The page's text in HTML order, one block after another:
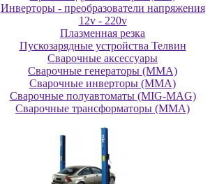
Инверторы - преобразователи напряжения
12v - 220v
Плазменная резка
Пускозарядные устройства Телвин
Сварочные аксессуары
Сварочные генераторы (MMA)
Сварочные инверторы (MMA)
Сварочные полуавтоматы (MIG-MAG)
Сварочные трансформаторы (MMA)